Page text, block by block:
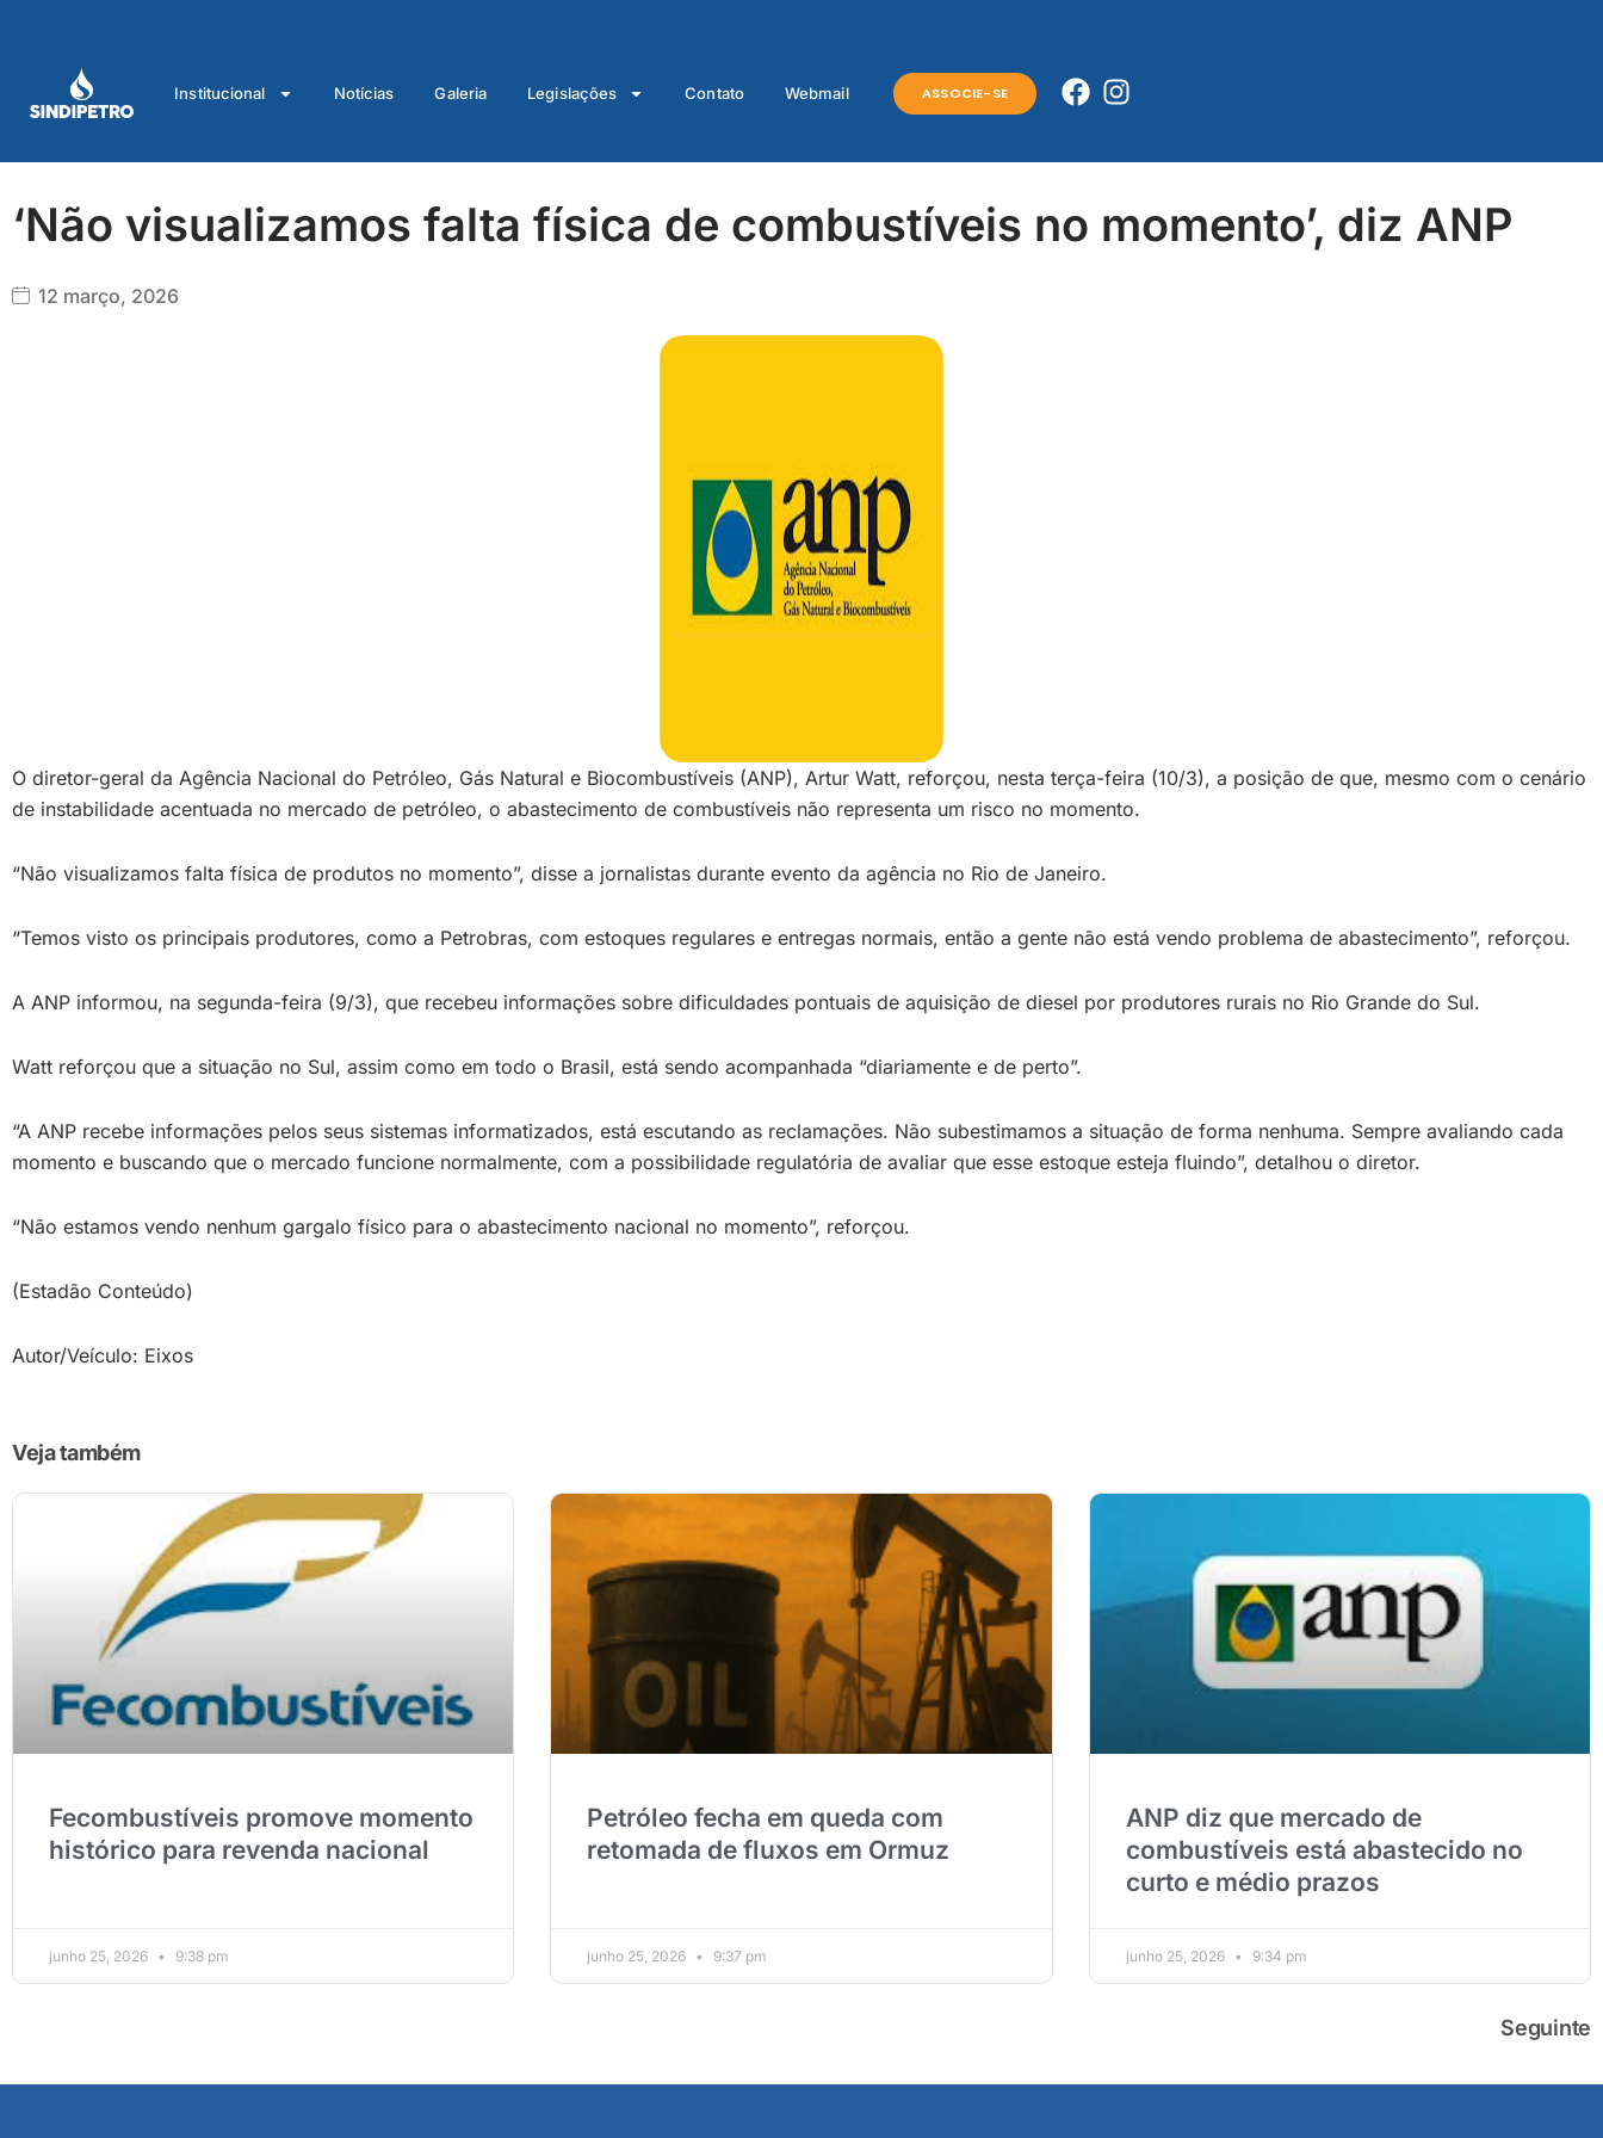
conteúdo
Institucional Notícias Galeria Legislações Contato Webmail ASSOCIE-SE Facebook
Instagram
‘Não visualizamos falta física de combustíveis no momento’, diz ANP
12 março, 2026
O diretor-geral da Agência Nacional do Petróleo, Gás Natural e Biocombustíveis (ANP), Artur Watt, reforçou, nesta terça-feira (10/3), a posição de que, mesmo com o cenário
de instabilidade acentuada no mercado de petróleo, o abastecimento de combustíveis não representa um risco no momento.
“Não visualizamos falta física de produtos no momento”, disse a jornalistas durante evento da agência no Rio de Janeiro.
“Temos visto os principais produtores, como a Petrobras, com estoques regulares e entregas normais, então a gente não está vendo problema de abastecimento”, reforçou.
A ANP informou, na segunda-feira (9/3), que recebeu informações sobre dificuldades pontuais de aquisição de diesel por produtores rurais no Rio Grande do Sul.
Watt reforçou que a situação no Sul, assim como em todo o Brasil, está sendo acompanhada “diariamente e de perto”.
“A ANP recebe informações pelos seus sistemas informatizados, está escutando as reclamações. Não subestimamos a situação de forma nenhuma. Sempre avaliando cada
momento e buscando que o mercado funcione normalmente, com a possibilidade regulatória de avaliar que esse estoque esteja fluindo”, detalhou o diretor.
“Não estamos vendo nenhum gargalo físico para o abastecimento nacional no momento”, reforçou.
(Estadão Conteúdo)
Autor/Veículo: Eixos
Veja também
Fecombustíveis promove momento
histórico para revenda nacional
junho 25, 2026 9:38 pm
Petróleo fecha em queda com
retomada de fluxos em Ormuz
junho 25, 2026 9:37 pm
ANP diz que mercado de
combustíveis está abastecido no
curto e médio prazos
junho 25, 2026 9:34 pm
Seguinte